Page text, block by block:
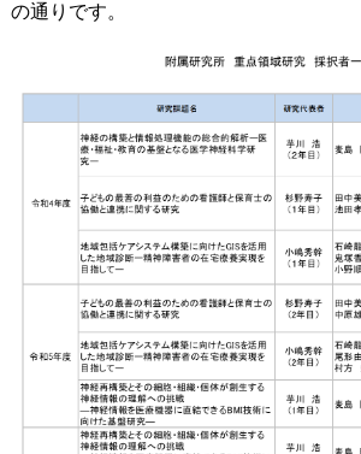
の通りです。